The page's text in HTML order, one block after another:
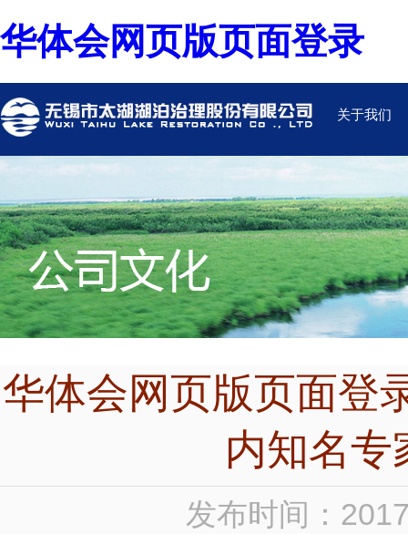
华体会网页版页面登录
关于我们
华体会网页版页面登
内知名专
发布时间：